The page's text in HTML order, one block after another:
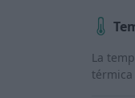
La
térmica